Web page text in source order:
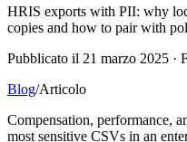
HRIS exports with PII: why
copies and how to pair with
Pubblicato il 21 marzo 2025 ·
Blog/Articolo
Compensation, performance,
most sensitive CSVs in an